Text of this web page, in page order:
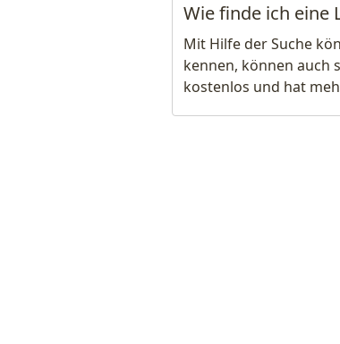
Wie finde ich eine
Mit Hilfe der Suche
kennen, können auch
kostenlos und hat